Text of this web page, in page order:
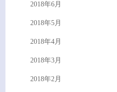
2018年6月
2018年5月
2018年4月
2018年3月
2018年2月